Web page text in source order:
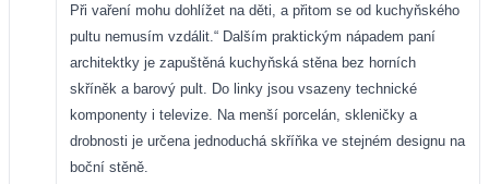
Při vaření mohu dohlížet na děti, a přitom se od kuchyňského
pultu nemusím vzdálit.“ Dalším praktickým nápadem paní
architektky je zapuštěná kuchyňská stěna bez horních
skříněk a barový pult. Do linky jsou vsazeny technické
komponenty i televize. Na menší porcelán, skleničky a
drobnosti je určena jednoduchá skříňka ve stejném designu na
boční stěně.